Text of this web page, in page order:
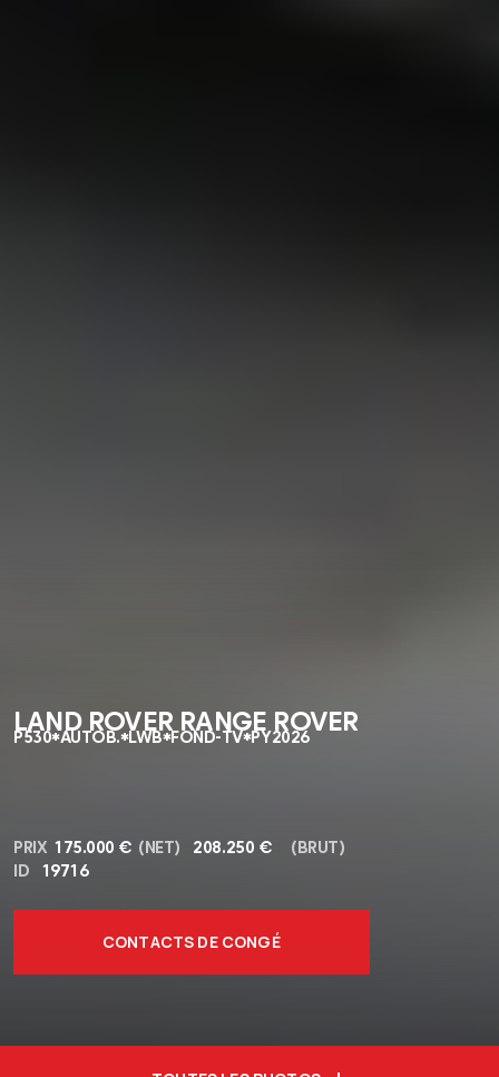
LAND ROVER RANGE ROVER
P530*AUTOB.*LWB*FOND-TV*PY2026
PRIX 175.000 € (NET) 208.250 €
(BRUT)
ID
19716
CONTACTS DE CONGÉ